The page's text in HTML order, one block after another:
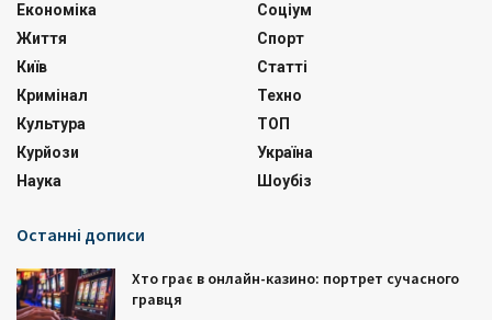
Економіка
Життя
Київ
Кримінал
Культура
Курйози
Наука
Соціум
Спорт
Статті
Техно
ТОП
Україна
Шоубіз
Останні дописи
Хто грає в онлайн-казино: портрет сучасного
гравця